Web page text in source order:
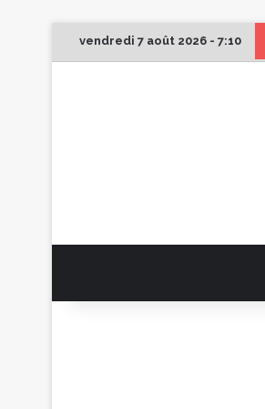
vendredi 7 août 2026 - 7:10